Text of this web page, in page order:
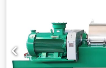
permite una capacidad de
ampliada, especialmente
Instalación: Unidad
Decantador trifásico